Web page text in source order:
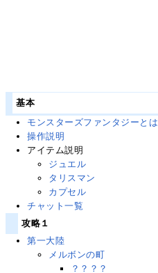
基本
モンスターズファンタジーとは
操作説明
アイテム説明
ジュエル
タリスマン
カプセル
チャット一覧
攻略１
第一大陸
メルボンの町
？？？？